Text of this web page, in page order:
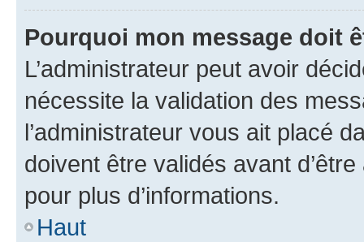
Pourquoi mon message doit
L’administrateur peut avoir
nécessite la validation des
l’administrateur vous ait placé
doivent être validés avant
pour plus d’informations.
Haut